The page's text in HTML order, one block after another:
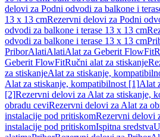
delovi za Podni odvodi za balkone i
13 x 13 cmRezervni delovi za Podni
odvodi za balkone i terase 13 x 13 cm
odvodi za balkone i terase 13 x 13 cm
PriborAlatiAlatiAlat za Geberit FlowFit
Geberit FlowFitRučni alat za stiskanje
za stiskanjeAlat za stiskanje,
Alat za stiskanje, kompatibilnost [1]Alat
[2]Rezervni delovi za Alat za stiskanje,
obradu ceviRezervni delovi za Alat za
instalacije pod pritiskomRezervni delovi
instalacije pod pritiskomIspitna sredstva